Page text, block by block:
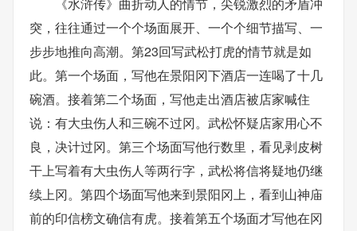
突，往往通过一个个场面展开、一个个细节描写、一
步步地推向高潮。第23回写武松打虎的情节就是如
此。第一个场面，写他在景阳冈下酒店一连喝了十几
碗酒。接着第二个场面，写他走出酒店被店家喊住
说：有大虫伤人和三碗不过冈。武松怀疑店家用心不
良，决计过冈。第三个场面写他行数里，看见剥皮树
干上写着有大虫伤人等两行字，武松将信将疑地仍继
续上冈。第四个场面写他来到景阳冈上，看到山神庙
前的印信榜文确信有虎。接着第五个场面才写他在冈